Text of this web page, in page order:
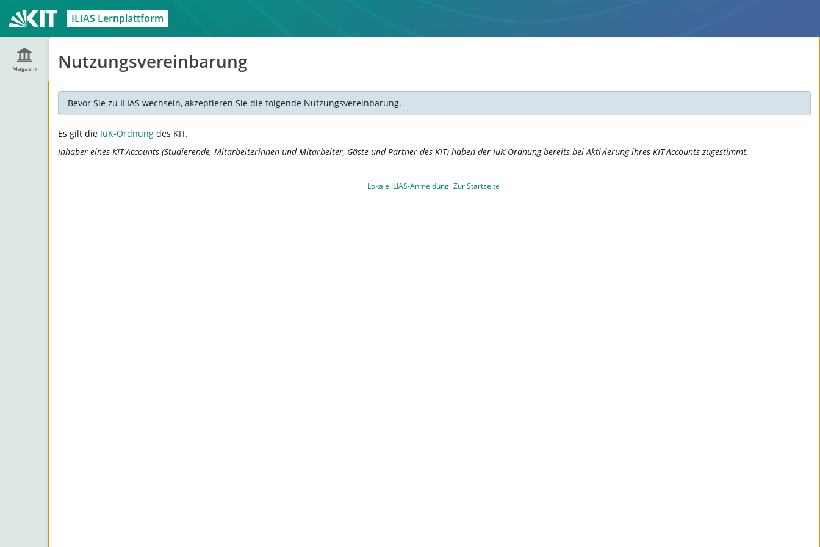
ILIAS Lernplattform
Magazin Nutzungsvereinbarung
Bevor Sie zu ILIAS wechseln, akzeptieren Sie die folgende Nutzungsvereinbarung.
Es gilt die IuK-Ordnung des KIT.
Inhaber eines KIT-Accounts (Studierende, Mitarbeiterinnen und Mitarbeiter, Gäste und Partner des KIT) haben der IuK-Ordnung bereits bei Aktivierung ihres KIT-Accounts zugestimmt.
Lokale ILIAS-Anmeldung Zur Startseite